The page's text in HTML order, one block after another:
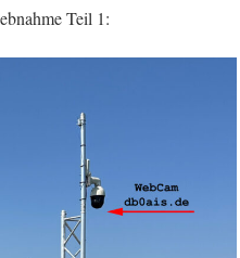
Teil 1: